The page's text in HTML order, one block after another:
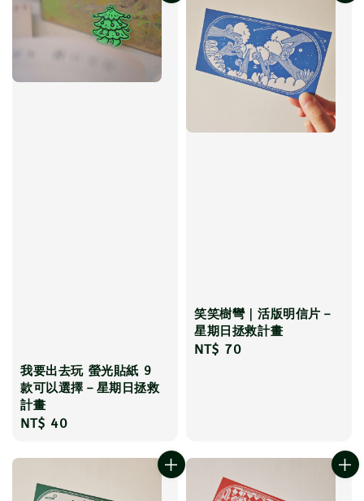
我要出去玩 螢光貼紙 9
款可以選擇－星期日拯救
計畫
Regular
NT$ 40
笑笑樹彎｜活版明信片－
星期日拯救計畫
Regular
NT$ 70